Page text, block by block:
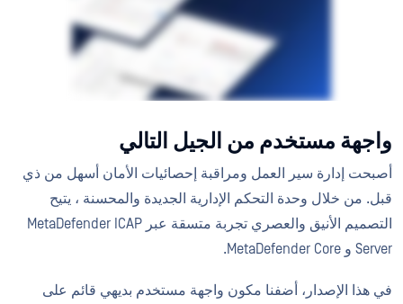
واجهة مستخدم من الجيل التالي
أصبحت إدارة سير العمل ومراقبة إحصائيات الأمان أسهل من ذي
قبل. من خلال وحدة التحكم الإدارية الجديدة والمحسنة ، يتيح
التصميم الأنيق والعصري تجربة متسقة عبر MetaDefender ICAP
Server و MetaDefender Core.
في هذا الإصدار، أضفنا مكون واجهة مستخدم بديهي قائم على